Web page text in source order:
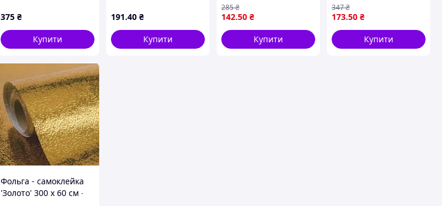
375 ₴
Купити
поверхонь, 300x60 см
191.40 ₴
Купити
меблів і захисту стін
142.50 ₴
285₴
Купити
чорна вологостійка
для меблів і стін
173.50 ₴
347₴
Купити
Фольга - самоклейка
'Золото' 300 х 60 см ∙